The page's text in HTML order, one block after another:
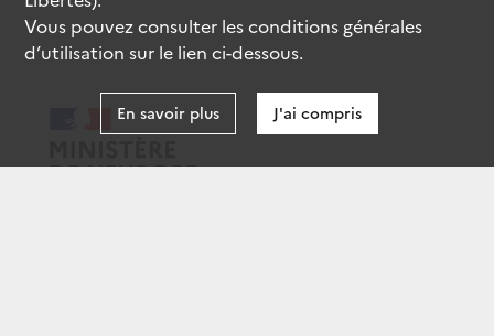
Vous pouvez consulter les conditions générales
d’utilisation sur le lien ci-dessous.
En savoir plus J'ai compris